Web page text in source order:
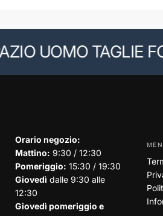
UOMO TAGLIE
Orario negozio:
Mattino: 9:30 / 12:30
Pomeriggio: 15:30 / 19:30
Giovedì dalle 9:30 alle
12:30
Giovedì pomeriggio e